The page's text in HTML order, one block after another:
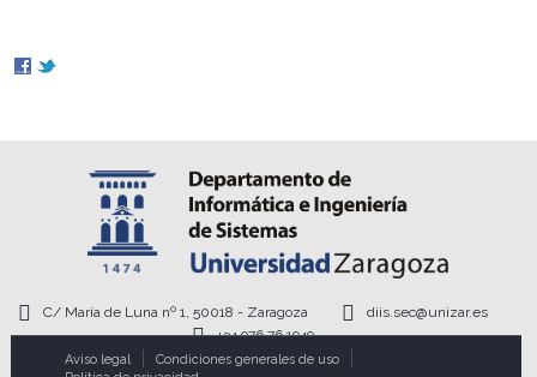
C/ María de Luna nº 1, 50018 - Zaragoza
diis.sec@unizar.es
+34 976 76 1949
Aviso legal
Condiciones generales de uso